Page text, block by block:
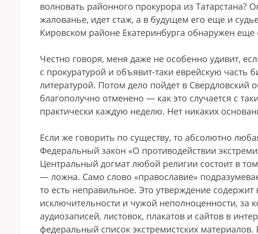
волновать районного прокурора из Татарстана?
жалованье, идет стаж, а в будущем его еще и
Кировском районе Екатеринбурга обнаружен еще
Честно говоря, меня даже не особенно удивит,
с прокуратурой и объявит-таки еврейскую часть
литературой. Потом дело пойдет в Свердловский
благополучно отменено — как это случается с
практически каждую неделю. Нет никаких
Если же говорить по существу, то абсолютно
Федеральный закон «О противодействии
Центральный догмат любой религии состоит в
— ложна. Само слово «православие»
то есть неправильное. Это утверждение содержит
исключительности и чужой неполноценности, за
аудиозаписей, листовок, плакатов и сайтов в
федеральный список экстремистских